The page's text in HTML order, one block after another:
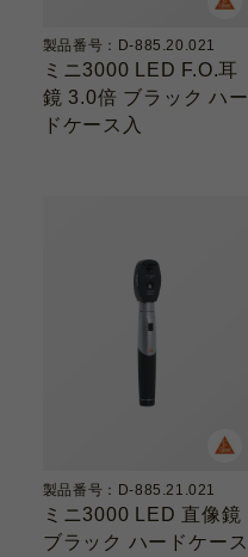
製品番号：D-885.20.021
ミニ3000 LED F.O.耳
鏡 3.0倍 ブラック ハー
ドケース入
製品番号：D-885.21.021
ミニ3000 LED 直像鏡
ブラック ハードケース